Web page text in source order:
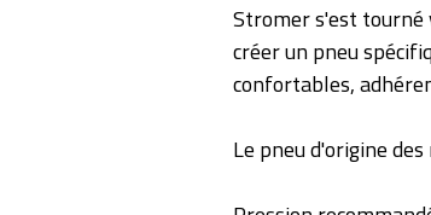
Stromer s'est tourné
créer un pneu
confortables,
Le pneu d'origine